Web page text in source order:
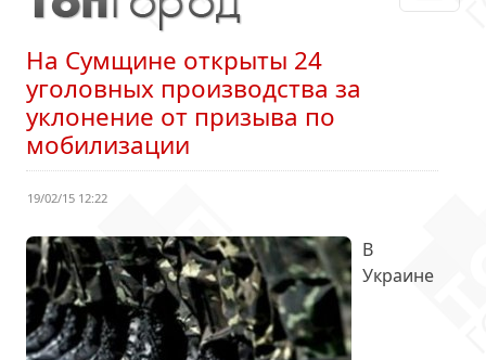
На Сумщине открыты 24
уголовных производства за
уклонение от призыва по
мобилизации
19/02/15 12:22
В
Украине